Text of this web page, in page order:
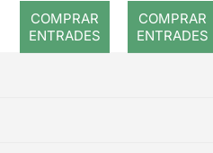
COMPRAR
ENTRADES
COMPRAR
ENTRADES